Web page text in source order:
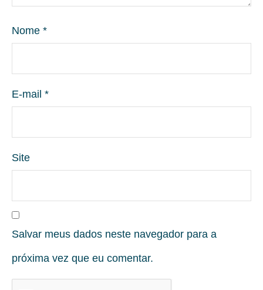
Nome *
E-mail *
Site
Salvar meus dados neste navegador para a
próxima vez que eu comentar.